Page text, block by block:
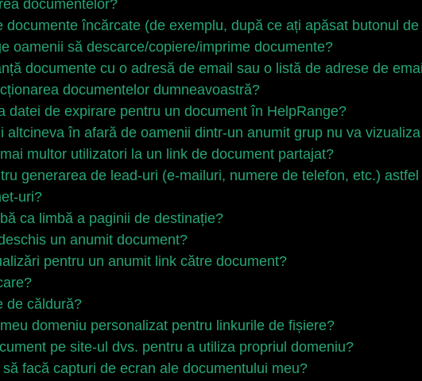
documentelor?
documente încărcate (de exemplu, după ce ați apăsat butonul
oamenii să descarce/copiere/imprime documente?
documente cu o adresă de email sau o listă de adrese de
documentelor dumneavoastră?
datei de expirare pentru un document în HelpRange?
altcineva în afară de oamenii dintr-un anumit grup nu va
multor utilizatori la un link de document partajat?
generarea de lead-uri (e-mailuri, numere de telefon, etc.)
uri?
ca limbă a paginii de destinație?
un anumit document?
pentru un anumit link către document?
de căldură?
domeniu personalizat pentru linkurile de fișiere?
pe site-ul dvs. pentru a utiliza propriul domeniu?
facă capturi de ecran ale documentului meu?